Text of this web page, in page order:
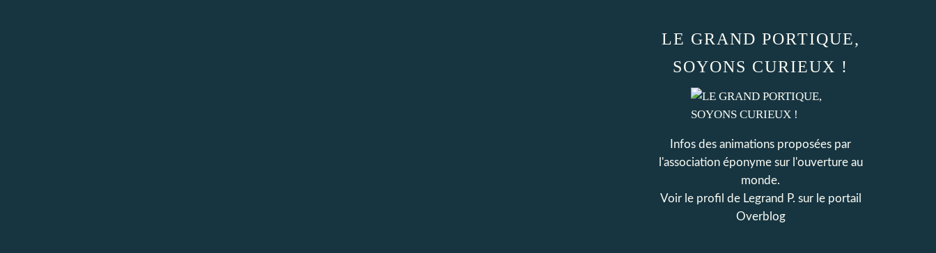
LE GRAND PORTIQUE,
SOYONS CURIEUX !
Infos des animations proposées par
l'association éponyme sur l'ouverture au
monde.
Voir le profil de Legrand P. sur le portail
Overblog